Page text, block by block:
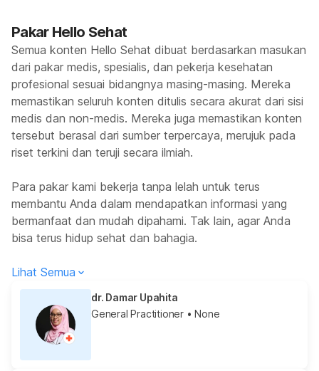
Pakar Hello Sehat
Semua konten Hello Sehat dibuat berdasarkan masukan
dari pakar medis, spesialis, dan pekerja kesehatan
profesional sesuai bidangnya masing-masing. Mereka
memastikan seluruh konten ditulis secara akurat dari sisi
medis dan non-medis. Mereka juga memastikan konten
tersebut berasal dari sumber terpercaya, merujuk pada
riset terkini dan teruji secara ilmiah.
Para pakar kami bekerja tanpa lelah untuk terus
membantu Anda dalam mendapatkan informasi yang
bermanfaat dan mudah dipahami. Tak lain, agar Anda
bisa terus hidup sehat dan bahagia.
Lihat Semua
dr. Damar Upahita
General Practitioner • None